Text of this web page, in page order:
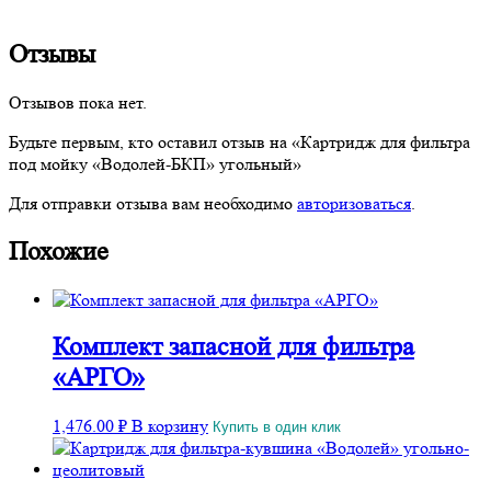
Отзывы
Отзывов пока нет.
Будьте первым, кто оставил отзыв на «Картридж для фильтра
под мойку «Водолей-БКП» угольный»
Для отправки отзыва вам необходимо авторизоваться
Похожие
Комплект запасной для фильтра
«АРГО»
1,476.00 ₽ В корзину Купить в один клик